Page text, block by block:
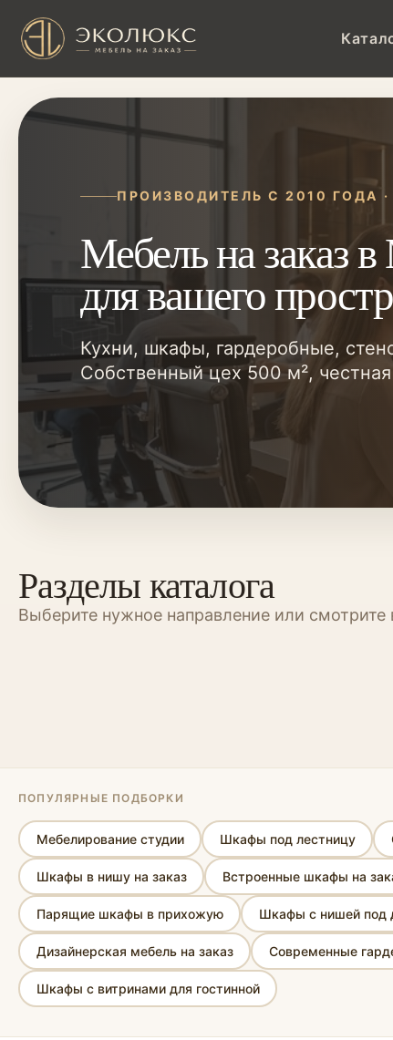
ПРОИЗВОДИТЕЛЬ С 2010 ГОДА
Мебель на заказ
для вашего
Кухни, шкафы, гардеробные,
Собственный цех 500 м²,
Разделы каталога
Выберите нужное направление или смотрите
Шкафы Шкафы-купе
ПОПУЛЯРНЫЕ ПОДБОРКИ
Мебелирование студии Шкафы под лестницу
Шкафы в нишу на заказ Встроенные шкафы на
Парящие шкафы в прихожую Шкафы с нишей под
Дизайнерская мебель на заказ Современные
Шкафы с витринами для гостинной